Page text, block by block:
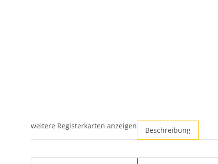
weitere Registerkarten anzeigen Beschreibung